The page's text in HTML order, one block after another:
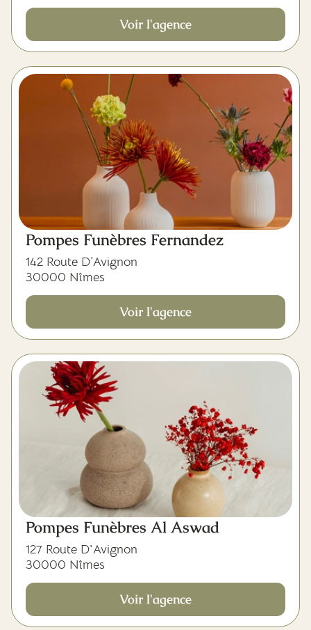
Voir l'agence
Pompes Funèbres Fernandez
142 Route D’Avignon
30000 Nîmes
Voir l'agence
Pompes Funèbres Al Aswad
127 Route D'Avignon
30000 Nîmes
Voir l'agence